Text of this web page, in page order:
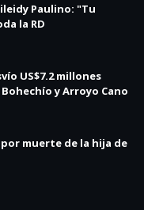
Paulino: "Tu
la RD
US$7.2 millones
y Arroyo Cano
muerte de la hija de